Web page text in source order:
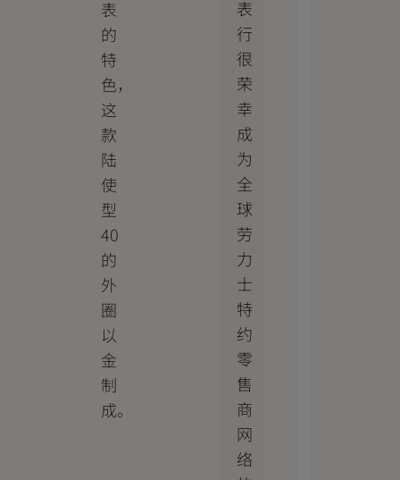
表
的
特
色，
这
款
陆
使
型
40
的
外
圈
以
金
制
成。
表
行
很
荣
幸
成
为
全
球
劳
力
士
特
约
零
售
商
网
络